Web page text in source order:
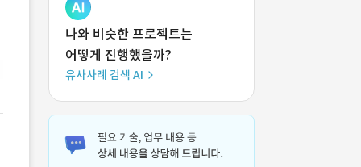
나와 비슷한 프로젝트는
어떻게 진행했을까?
유사사례 검색 AI